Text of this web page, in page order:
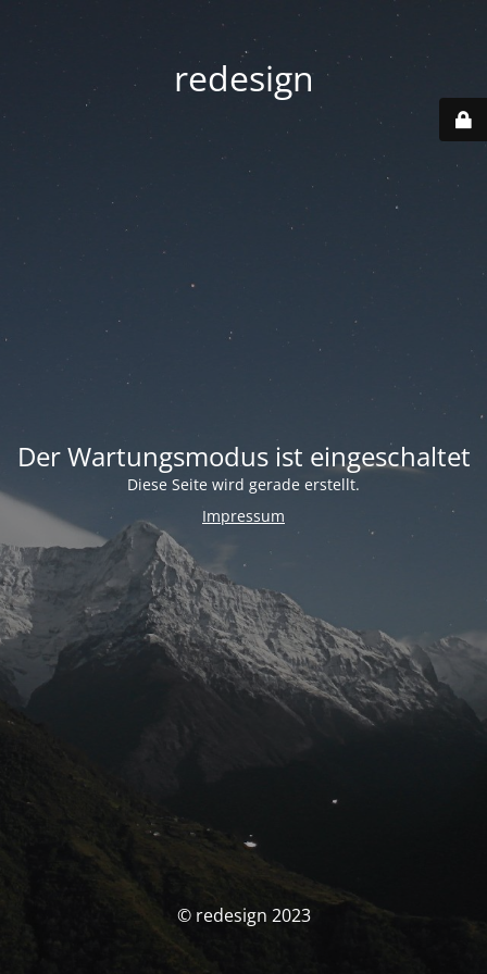
redesign
Der Wartungsmodus ist eingeschaltet
Diese Seite wird gerade erstellt.
Impressum
© redesign 2023